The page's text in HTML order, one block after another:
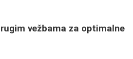
vežbama za optimalne